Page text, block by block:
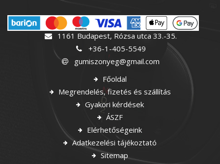
1161 Budapest, Rózsa utca 33.-35.
+36-1-405-5549
gumiszonyeg@gmail.com
Főoldal
Megrendelés, fizetés és szállítás
Gyakori kérdések
ÁSZF
Elérhetőségeink
Adatkezelési tájékoztató
Sitemap